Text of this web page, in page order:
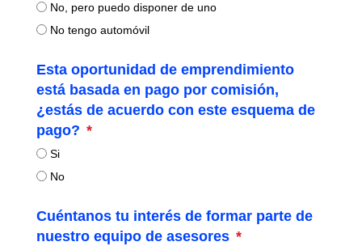
No, pero puedo disponer de uno
No tengo automóvil
Esta oportunidad de emprendimiento
está basada en pago por comisión,
¿estás de acuerdo con este esquema de
pago?
Si
No
Cuéntanos tu interés de formar parte de
nuestro equipo de asesores